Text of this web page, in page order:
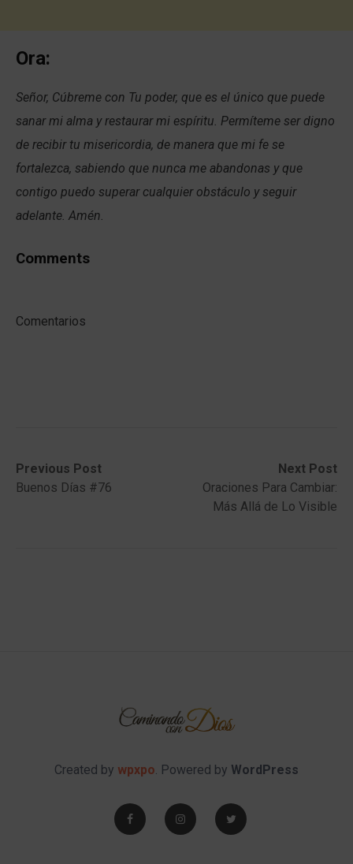
Ora:
Señor, Cúbreme con Tu poder, que es el único que puede
sanar mi alma y restaurar mi espíritu. Permíteme ser digno
de recibir tu misericordia, de manera que mi fe se
fortalezca, sabiendo que nunca me abandonas y que
contigo puedo superar cualquier obstáculo y seguir
adelante. Amén.
Comments
Comentarios
Post
navigation
Previous Post
Previous
post:Buenos Días #76
Next Post
Next
post:
Oraciones Para Cambiar:
Más Allá de Lo Visible
Created by wpxpo. Powered by WordPress